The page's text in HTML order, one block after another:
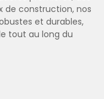
de construction, nos
et durables,
tout au long du